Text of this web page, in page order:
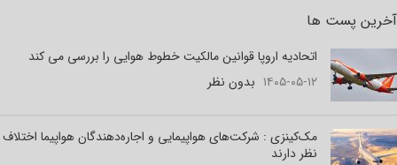
آخرین پست ها
اتحادیه اروپا قوانین مالکیت خطوط هوایی را بررسی می کند
۱۴۰۵-۰۵-۱۲ بدون نظر
مک‌کینزی : شرکت‌های هواپیمایی و اجاره‌دهندگان هواپیما اختلاف
نظر دارند